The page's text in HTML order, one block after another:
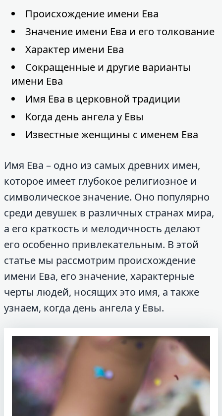
Происхождение имени Ева
Значение имени Ева и его толкование
Характер имени Ева
Сокращенные и другие варианты
имени Ева
Имя Ева в церковной традиции
Когда день ангела у Евы
Известные женщины с именем Ева
Имя Ева – одно из самых древних имен,
которое имеет глубокое религиозное и
символическое значение. Оно популярно
среди девушек в различных странах мира,
а его краткость и мелодичность делают
его особенно привлекательным. В этой
статье мы рассмотрим происхождение
имени Ева, его значение, характерные
черты людей, носящих это имя, а также
узнаем, когда день ангела у Евы.